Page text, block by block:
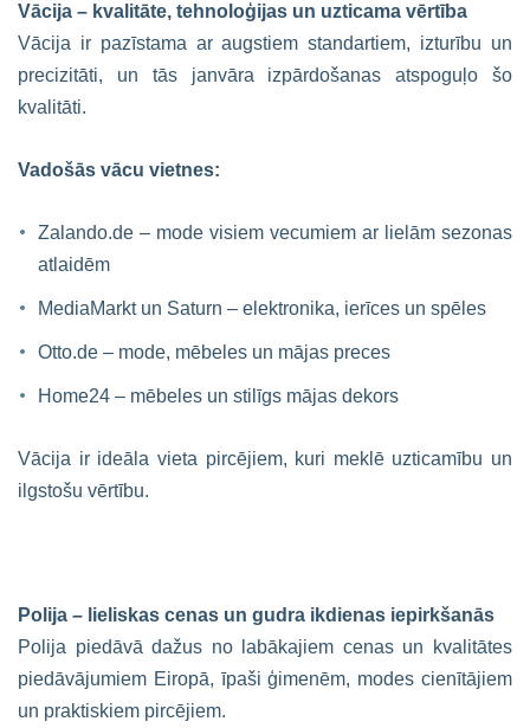
Vācija – kvalitāte, tehnoloģijas un uzticama vērtība
Vācija ir pazīstama ar augstiem standartiem, izturību un
precizitāti, un tās janvāra izpārdošanas atspoguļo šo
kvalitāti.
Vadošās vācu vietnes:
Zalando.de – mode visiem vecumiem ar lielām sezonas
atlaidēm
MediaMarkt un Saturn – elektronika, ierīces un spēles
Otto.de – mode, mēbeles un mājas preces
Home24 – mēbeles un stilīgs mājas dekors
Vācija ir ideāla vieta pircējiem, kuri meklē uzticamību un
ilgstošu vērtību.
Polija – lieliskas cenas un gudra ikdienas iepirkšanās
Polija piedāvā dažus no labākajiem cenas un kvalitātes
piedāvājumiem Eiropā, īpaši ģimenēm, modes cienītājiem
un praktiskiem pircējiem.